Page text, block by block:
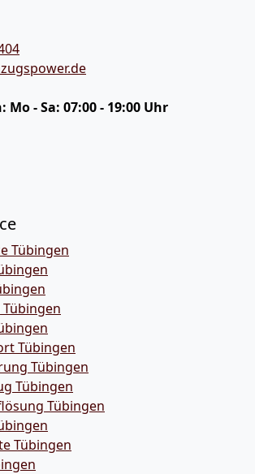
Mo - Sa: 07:00 - 19:00 Uhr
Tübingen
Tübingen
Tübingen
Tübingen
Tübingen
Tübingen